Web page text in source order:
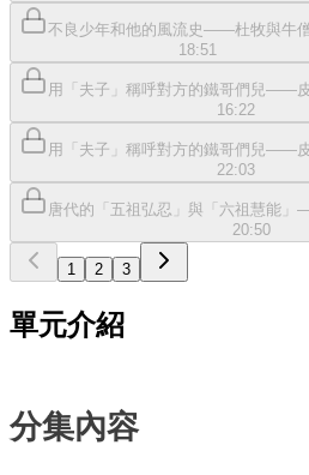
不良少年和他的風流史——杜牧與牛僧
18:51
用「夫子」稱呼對方的鐵哥們兒——
16:22
用「夫子」稱呼對方的鐵哥們兒——
22:03
唐代的「五祖弘忍」與「六祖慧能」
20:50
1 2 3
單元介紹
分集內容